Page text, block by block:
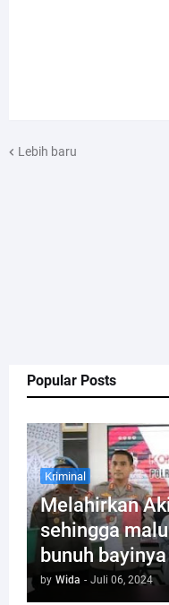
Popular Posts
Kriminal
Melahirkan
sehingga
bunuh
by Wida - Juli 06, 2024
Lebih baru